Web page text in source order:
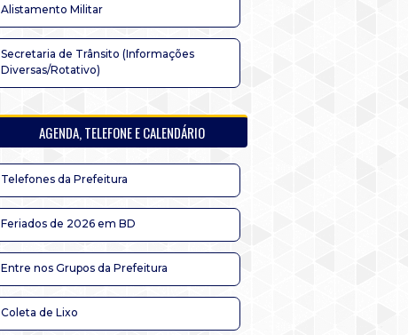
Alistamento Militar
Secretaria de Trânsito (Informações
Diversas/Rotativo)
AGENDA, TELEFONE E CALENDÁRIO
Telefones da Prefeitura
Feriados de 2026 em BD
Entre nos Grupos da Prefeitura
Coleta de Lixo